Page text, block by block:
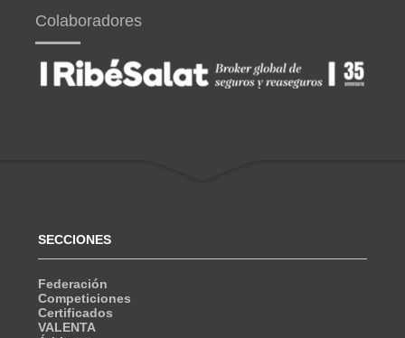
Colaboradores
SECCIONES
Federación
Competiciones
Certificados
VALENTA